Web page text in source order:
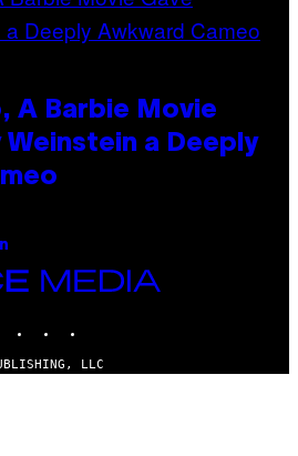
A Barbie Movie
Weinstein a Deeply
LLC